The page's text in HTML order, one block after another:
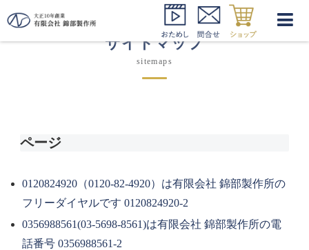
サイトマップ
sitemaps
ページ
0120824920（0120-82-4920）は有限会社 錦部製作所の
フリーダイヤルです 0120824920-2
0356988561(03-5698-8561)は有限会社 錦部製作所の電
話番号 0356988561-2